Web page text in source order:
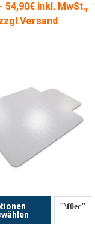
54,90€ inkl. MwSt.,
Versand